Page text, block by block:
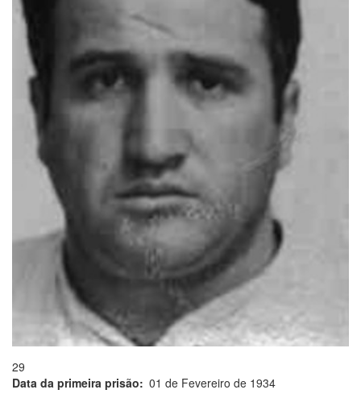
29
Data da primeira prisão
01 de Fevereiro de 1934